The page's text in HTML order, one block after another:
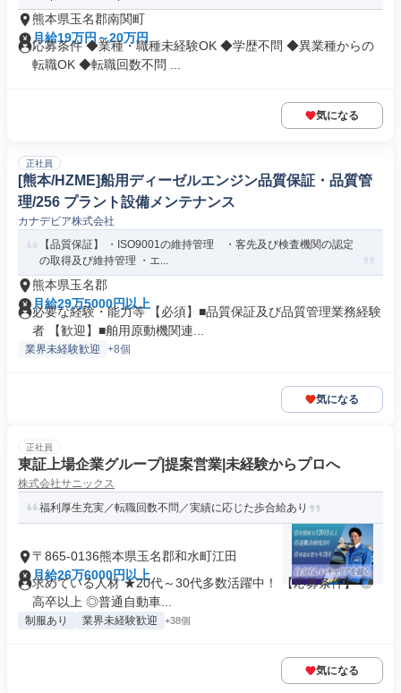
熊本県玉名郡南関町
月給19万円～20万円
応募条件 ◆業種・職種未経験OK ◆学歴不問 ◆異業種からの
転職OK ◆転職回数不問 ...
気になる
正社員
[熊本/HZME]船用ディーゼルエンジン品質保証・品質管
理/256 プラント設備メンテナンス
カナデビア株式会社
【品質保証】 ・ISO9001の維持管理 ・客先及び検査機関の認定
の取得及び維持管理 ・エ...
熊本県玉名郡
月給29万5000円以上
必要な経験・能力等 【必須】■品質保証及び品質管理業務経験
者 【歓迎】■舶用原動機関連...
業界未経験歓迎 +8個
気になる
正社員
東証上場企業グループ|提案営業|未経験からプロへ
株式会社サニックス
福利厚生充実／転職回数不問／実績に応じた歩合給あり
〒865-0136熊本県玉名郡和水町江田
月給26万6000円以上
求めている人材 ★20代～30代多数活躍中！ 【応募条件】 ◎
高卒以上 ◎普通自動車...
制服あり 業界未経験歓迎 +38個
気になる